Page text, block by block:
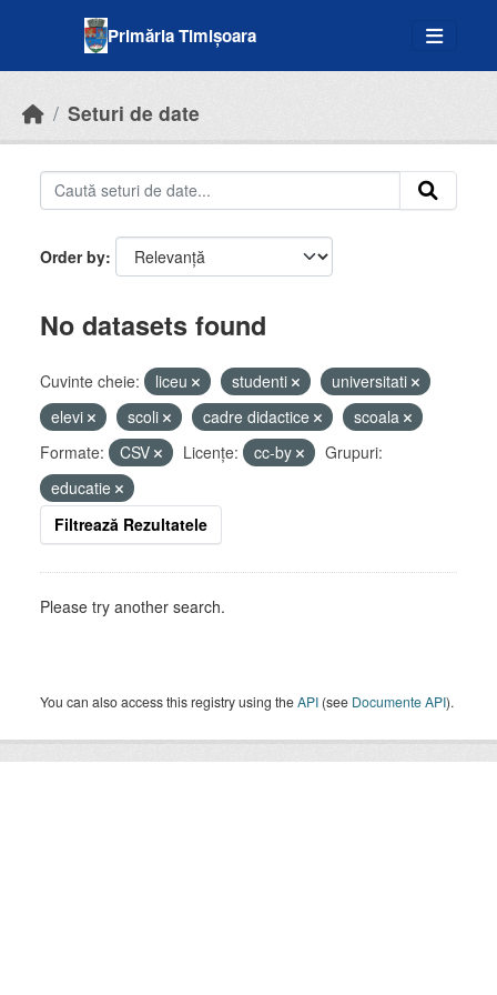
Primăria Timișoara
Seturi de date
Order by
No datasets found
Cuvinte cheie: liceu studenti
universitati
elevi
scoli cadre didactice
scoala
Formate:
CSV Licenţe: cc-by
Grupuri:
educatie
Filtrează Rezultatele
Please try another search.
You can also access this registry using theAPI (see Documente API).